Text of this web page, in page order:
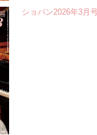
ショパン2026年3月